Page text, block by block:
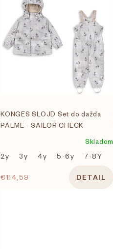
p
p
r
o
KONGES SLOJD Set do dažďa
PALME - SAILOR CHECK
Skladom
2y
3y 4y 5-6y 7-8Y
€114,59 DETAIL